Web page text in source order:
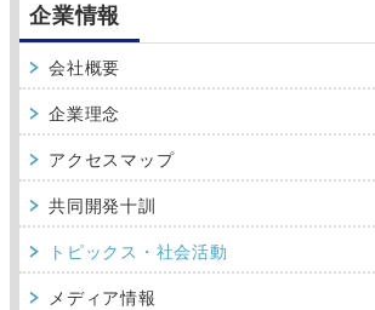
企業情報
会社概要
企業理念
アクセスマップ
共同開発十訓
トピックス・社会活動
メディア情報